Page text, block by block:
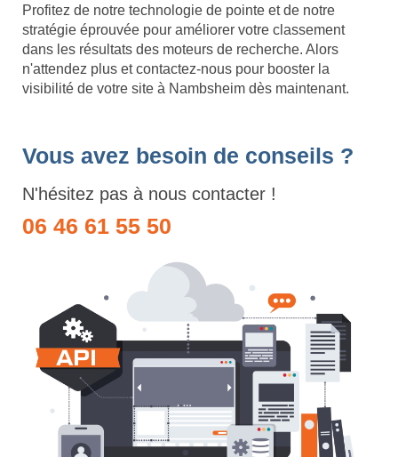
Profitez de notre technologie de pointe et de notre
stratégie éprouvée pour améliorer votre classement
dans les résultats des moteurs de recherche. Alors
n'attendez plus et contactez-nous pour booster la
visibilité de votre site à Nambsheim dès maintenant.
Vous avez besoin de conseils ?
N'hésitez pas à nous contacter !
06 46 61 55 50